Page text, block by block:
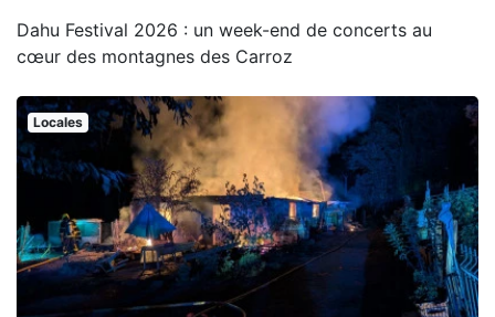
Dahu Festival 2026 : un week-end de concerts au
cœur des montagnes des Carroz
Locales